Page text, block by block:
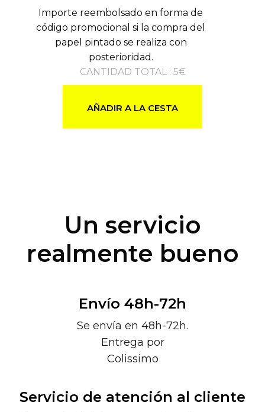
Importe reembolsado en forma de
código promocional si la compra del
papel pintado se realiza con
posterioridad.
CANTIDAD TOTAL: 5€
AÑADIR A LA CESTA
Un servicio
realmente bueno
Envío 48h-72h
Se envía en 48h-72h.
Entrega por
Colissimo
Servicio de atención al cliente